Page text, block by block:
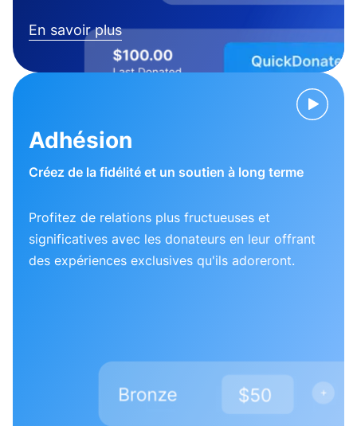
En savoir plus
Adhésion
Créez de la fidélité et un soutien à long terme
Profitez de relations plus fructueuses et
significatives avec les donateurs en leur offrant
des expériences exclusives qu'ils adoreront.